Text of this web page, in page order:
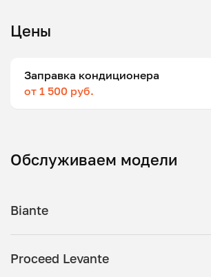
Цены
Заправка кондиционера
от 1 500 руб.
Обслуживаем модели
Biante
Proceed Levante